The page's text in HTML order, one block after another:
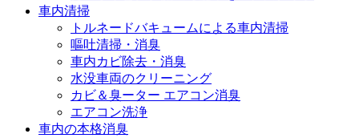
車内清掃
トルネードバキュームによる車内清掃
嘔吐清掃・消臭
車内カビ除去・消臭
水没車両のクリーニング
カビ＆臭ーター エアコン消臭
エアコン洗浄
車内の本格消臭